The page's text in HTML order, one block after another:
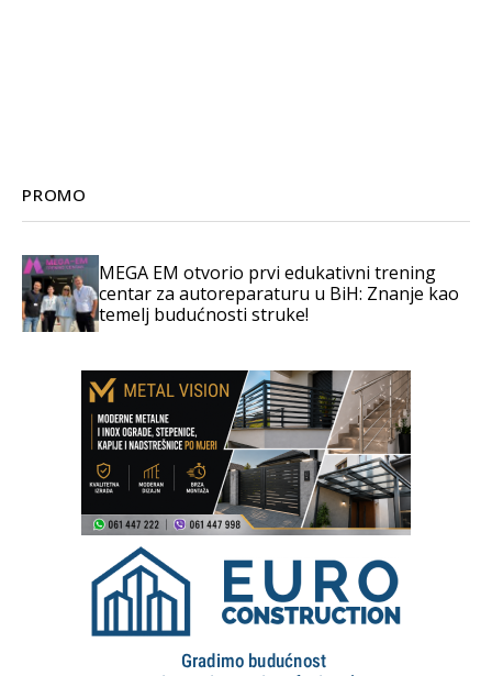
PROMO
MEGA EM otvorio prvi edukativni trening
centar za autoreparaturu u BiH: Znanje kao
temelj budućnosti struke!